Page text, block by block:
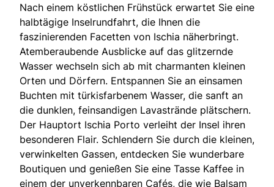
Nach einem köstlichen Frühstück erwartet Sie eine
halbtägige Inselrundfahrt, die Ihnen die
faszinierenden Facetten von Ischia näherbringt.
Atemberaubende Ausblicke auf das glitzernde
Wasser wechseln sich ab mit charmanten kleinen
Orten und Dörfern. Entspannen Sie an einsamen
Buchten mit türkisfarbenem Wasser, die sanft an
die dunklen, feinsandigen Lavastrände plätschern.
Der Hauptort Ischia Porto verleiht der Insel ihren
besonderen Flair. Schlendern Sie durch die kleinen,
verwinkelten Gassen, entdecken Sie wunderbare
Boutiquen und genießen Sie eine Tasse Kaffee in
einem der unverkennbaren Cafés, die wie Balsam